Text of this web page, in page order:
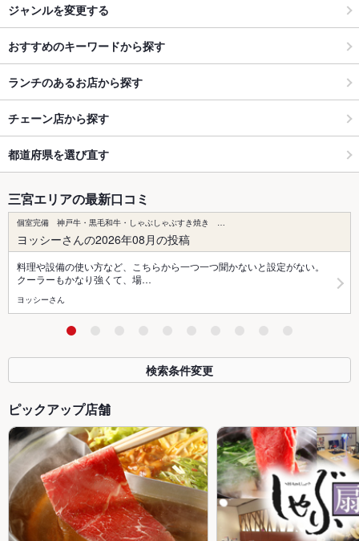
ジャンルを変更する
おすすめのキーワードから探す
ランチのあるお店から探す
チェーン店から探す
都道府県を選び直す
三宮エリアの最新口コミ
個室完備 神戸牛・黒毛和牛・しゃぶしゃぶすき焼き …
ヨッシーさんの2026年08月の投稿
料理や設備の使い方など、こちらから一つ一つ聞かないと設定がない。
クーラーもかなり強くて、場…
ヨッシーさん
検索条件変更
ピックアップ店舗